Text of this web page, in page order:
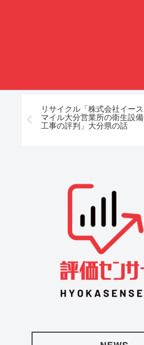
リサイクル「株式会社イース
マイル大分営業所の衛生設備
工事の評判」大分県の話